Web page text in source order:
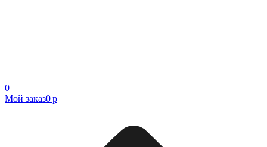
0
Мой заказ0 р